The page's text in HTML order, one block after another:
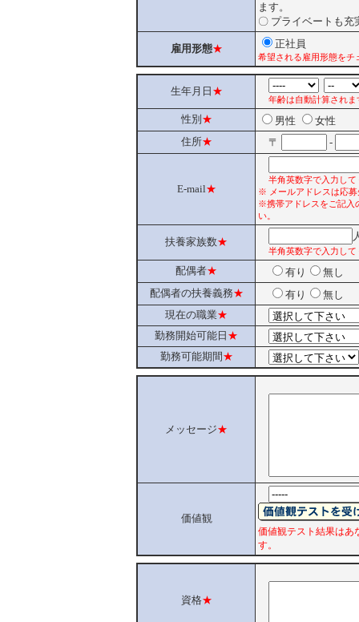
ます。
〇 プライベートも充
雇用形態★ 正社員
希望される雇用形態をチ
生年月日 ★
年齢は自動計算されま
性別 ★ 男性
女性
住所★ 〒 -
E-mail★
半角英数字で入力して
※ メールアドレスは応
※携帯アドレスをご記入
い。
扶養家族数★
半角英数字で入力して
配偶者★ 有り
無し
配偶者の扶養義務★ 有り
無し
現在の職業★
勤務開始可能日 ★
勤務可能期間 ★
メッセージ★
価値観
価値観テスト結果はあ
す。
資格★